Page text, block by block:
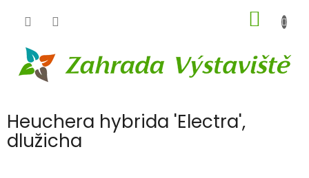
KOŠÍK
Heuchera hybrida 'Electra',
dlužicha